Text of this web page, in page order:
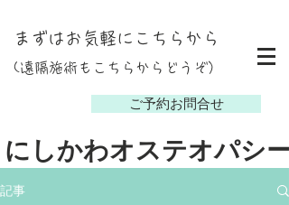
ご予約お問合せ
にしかわオステオパシー
まずはお気軽にこちらから
(遠隔施術もこちらからどうぞ）
記事